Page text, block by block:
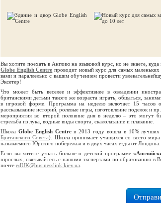
Вы хотите поехать в Англию на языковой курс, но не знаете,
Globe English Centre проводит новый курс для самых
вами и параллельно с вашим обучением провести
Эксетер!
Что может быть веселее и эффективнее в овладении
британскими детьми такого же возраста играть, общаться,
в игровой форме. Программа на неделю включает 15 часов
рассказывание историй, ролевые игры, изготовление поделок и
мероприятия во второй половине дня в неделю – это могут
стрельба из лука, водные виды спорта, скалолазание и плавание.
Школа Globe English Centreв 2013 году вошла в 10% лучших
Британского Совета). Школа принимает учащихся со всего
называемого Юрского побережья и в двух часах езды от Лондона.
Если вы хотите узнать больше о детской программе
взрослых, связывайтесь с нашими экспертами по образованию в
почте edUK@businesslink.kiev.ua